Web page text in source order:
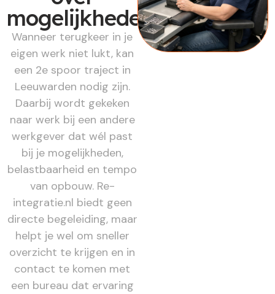
mogelijkheden
Wanneer terugkeer in je
eigen werk niet lukt, kan
een 2e spoor traject in
Leeuwarden nodig zijn.
Daarbij wordt gekeken
naar werk bij een andere
werkgever dat wél past
bij je mogelijkheden,
belastbaarheid en tempo
van opbouw. Re-
integratie.nl biedt geen
directe begeleiding, maar
helpt je wel om sneller
overzicht te krijgen en in
contact te komen met
een bureau dat ervaring